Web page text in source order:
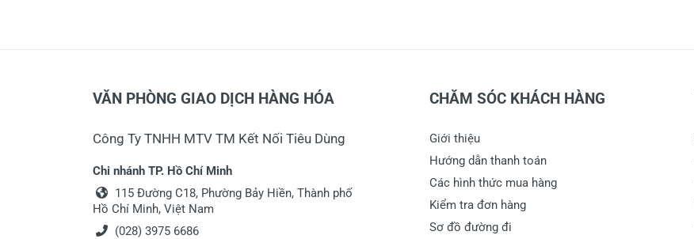
VĂN PHÒNG GIAO DỊCH HÀNG HÓA
Công Ty TNHH MTV TM Kết Nối Tiêu Dùng
Chi nhánh TP. Hồ Chí Minh
115 Đường C18, Phường Bảy Hiền, Thành phố
Hồ Chí Minh, Việt Nam
(028) 3975 6686
CHĂM SÓC KHÁCH HÀNG
Giới thiệu
Hướng dẫn thanh toán
Các hình thức mua hàng
Kiểm tra đơn hàng
Sơ đồ đường đi